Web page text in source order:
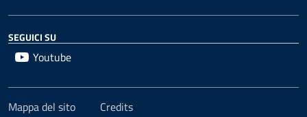
SEGUICI SU
Youtube
Mappa del sito Credits